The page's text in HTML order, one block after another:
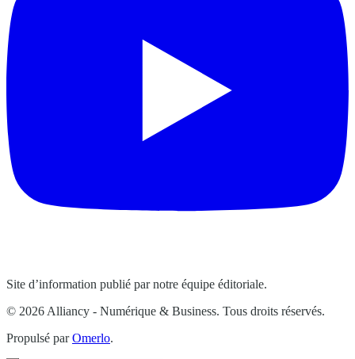
Site d’information publié par notre équipe éditoriale.
© 2026 Alliancy - Numérique & Business. Tous droits réservés.
Propulsé parOmerlo.